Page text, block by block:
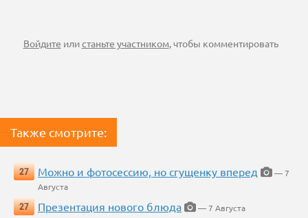
Войдите илистаньте участником, чтобы комментировать
Также смотрите:
27 Можно и фотосессию, но сгущенку вперед
— 7
Августа
27
Презентация нового блюда
— 7 Августа